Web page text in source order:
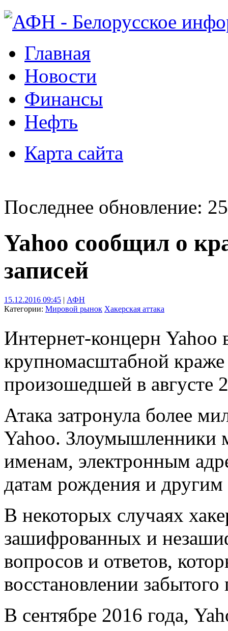
Главная
Новости
Финансы
Нефть
Карта сайта
Последнее обновление:
Yahoo сообщил о
записей
15.12.2016 09:45 | АФН
Категории: Мировой рынок Хакерская аттака
Интернет-концерн Yahoo
крупномасштабной краже
произошедшей в августе
Атака затронула более
Yahoo. Злоумышленники
именам, электронным
датам рождения и
В некоторых случаях
зашифрованных и
вопросов и ответов,
восстановлении забытого
В сентябре 2016 года,